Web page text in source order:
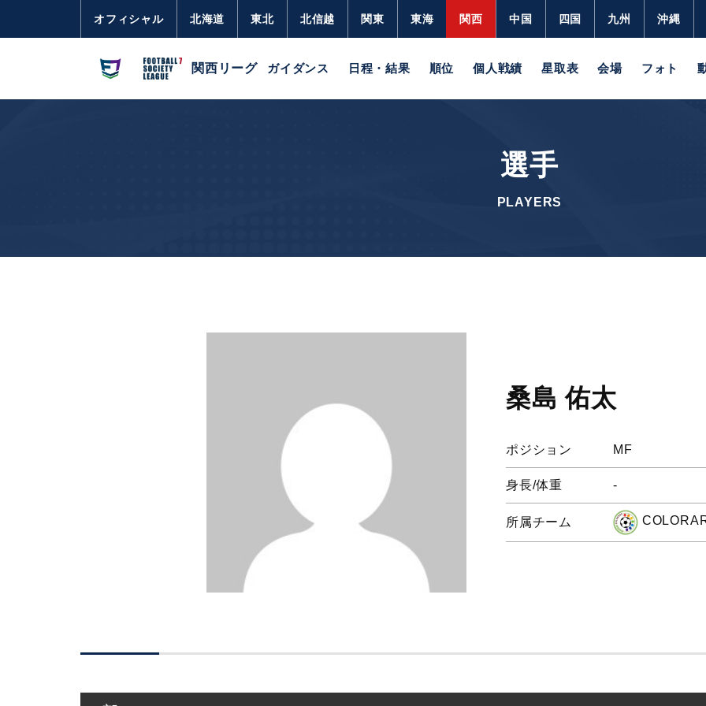
オフィシャル 北海道 東北 北信越 関東 東海 関西 中国 四国 九州 沖縄
関西リーグ ガイダンス 日程・結果 順位 個人戦績 星取表 会場 フォト
選手
PLAYERS
桑島 佑太
ポジション MF
身長/体重 -
所属チーム